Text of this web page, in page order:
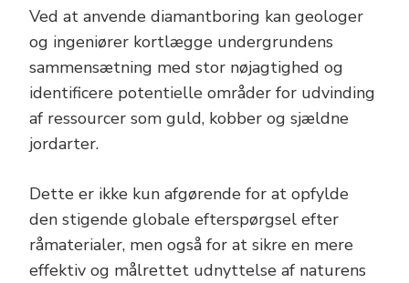
Ved at anvende diamantboring kan geologer
og ingeniører kortlægge undergrundens
sammensætning med stor nøjagtighed og
identificere potentielle områder for udvinding
af ressourcer som guld, kobber og sjældne
jordarter.
Dette er ikke kun afgørende for at opfylde
den stigende globale efterspørgsel efter
råmaterialer, men også for at sikre en mere
effektiv og målrettet udnyttelse af naturens